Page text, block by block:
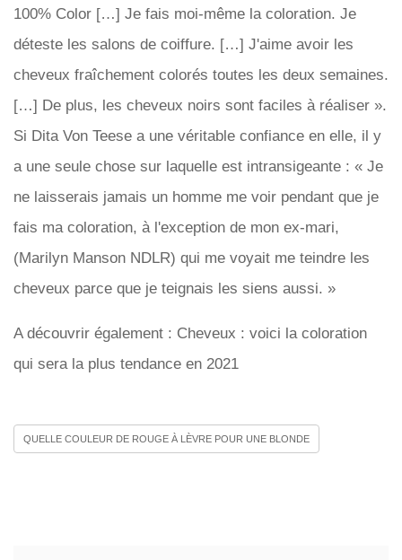
100% Color […] Je fais moi-même la coloration. Je
déteste les salons de coiffure. […] J'aime avoir les
cheveux fraîchement colorés toutes les deux semaines.
[…] De plus, les cheveux noirs sont faciles à réaliser ».
Si Dita Von Teese a une véritable confiance en elle, il y
a une seule chose sur laquelle est intransigeante : « Je
ne laisserais jamais un homme me voir pendant que je
fais ma coloration, à l'exception de mon ex-mari,
(Marilyn Manson NDLR) qui me voyait me teindre les
cheveux parce que je teignais les siens aussi. »
A découvrir également : Cheveux : voici la coloration
qui sera la plus tendance en 2021
QUELLE COULEUR DE ROUGE À LÈVRE POUR UNE BLONDE